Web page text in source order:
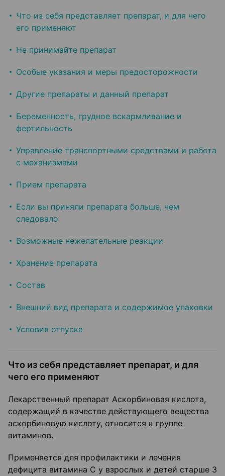
Что из себя представляет препарат, и для чего
его применяют
Не принимайте препарат
Особые указания и меры предосторожности
Другие препараты и данный препарат
Беременность, грудное вскармливание и
фертильность
Управление транспортными средствами и работа
с механизмами
Прием препарата
Если вы приняли препарата больше, чем
следовало
Возможные нежелательные реакции
Хранение препарата
Состав
Внешний вид препарата и содержимое упаковки
Условия отпуска
Что из себя представляет препарат, и для
чего его применяют
Лекарственный препарат Аскорбиновая кислота,
содержащий в качестве действующего вещества
аскорбиновую кислоту, относится к группе
витаминов.
Применяется для профилактики и лечения
дефицита витамина С у взрослых и детей старше 3